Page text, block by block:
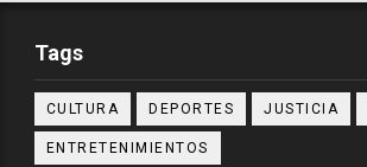
Tags
CULTURA DEPORTES JUSTICIA
ENTRETENIMIENTOS